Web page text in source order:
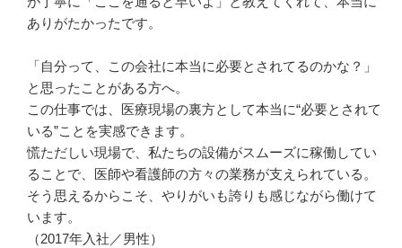
ありがたかったです。
「自分って、この会社に本当に必要とされてるのかな？」
と思ったことがある方へ。
この仕事では、医療現場の裏方として本当に“必要とされて
いる”ことを実感できます。
慌ただしい現場で、私たちの設備がスムーズに稼働してい
ることで、医師や看護師の方々の業務が支えられている。
そう思えるからこそ、やりがいも誇りも感じながら働けて
います。
（2017年入社／男性）